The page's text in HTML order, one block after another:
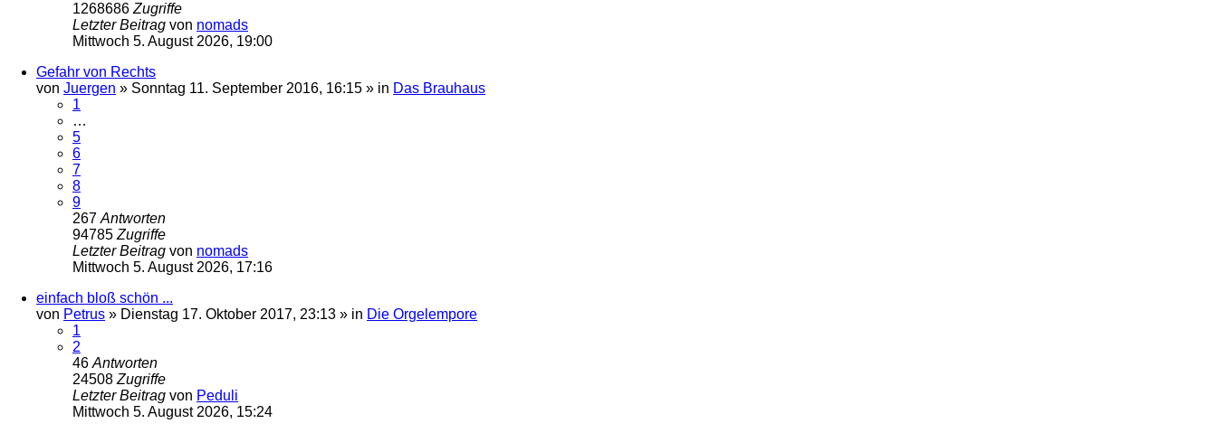
1268686 Zugriffe
Letzter Beitrag von nomads
Mittwoch 5. August 2026, 19:00
Gefahr von Rechts
von Juergen » Sonntag 11. September 2016, 16:15 » in Das Brauhaus
1
…
5
6
7
8
9
267 Antworten
94785 Zugriffe
Letzter Beitrag von nomads
Mittwoch 5. August 2026, 17:16
einfach bloß schön ...
von Petrus » Dienstag 17. Oktober 2017, 23:13 » in Die Orgelempore
1
2
46 Antworten
24508 Zugriffe
Letzter Beitrag von Peduli
Mittwoch 5. August 2026, 15:24